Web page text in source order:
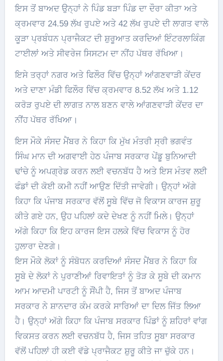
ਇਸ ਤੋਂ ਬਾਅਦ ਉਨ੍ਹਾਂ ਨੇ ਪਿੰਡ ਬੜਾ ਪਿੰਡ ਦਾ ਦੌਰਾ ਕੀਤਾ ਅਤੇ
ਕ੍ਰਮਵਾਰ 24.59 ਲੱਖ ਰੁਪਏ ਅਤੇ 42 ਲੱਖ ਰੁਪਏ ਦੀ ਲਾਗਤ ਵਾਲੇ
ਕੂੜਾ ਪ੍ਰਬੰਧਨ ਪ੍ਰਾਜੈਕਟ ਦੀ ਸ਼ੁਰੂਆਤ ਕਰਦਿਆਂ ਇੰਟਰਲਾਕਿੰਗ
ਟਾਈਲਾਂ ਅਤੇ ਸੀਵਰੇਜ ਸਿਸਟਮ ਦਾ ਨੀਂਹ ਪੱਥਰ ਰੱਖਿਆ।
ਇਸੇ ਤਰ੍ਹਾਂ ਨਗਰ ਅਤੇ ਫਿਲੌਰ ਵਿੱਚ ਉਨ੍ਹਾਂ ਆਂਗਣਵਾੜੀ ਕੇਂਦਰ
ਅਤੇ ਦਾਣਾ ਮੰਡੀ ਫਿਲੌਰ ਵਿੱਚ ਕ੍ਰਮਵਾਰ 8.52 ਲੱਖ ਅਤੇ 1.12
ਕਰੋੜ ਰੁਪਏ ਦੀ ਲਾਗਤ ਨਾਲ ਬਣਨ ਵਾਲੇ ਆਂਗਣਵਾੜੀ ਕੇਂਦਰ ਦਾ
ਨੀਂਹ ਪੱਥਰ ਰੱਖਿਆ।
ਇਸ ਮੌਕੇ ਸੰਸਦ ਮੈਂਬਰ ਨੇ ਕਿਹਾ ਕਿ ਮੁੱਖ ਮੰਤਰੀ ਸ੍ਰੀ ਭਗਵੰਤ
ਸਿੰਘ ਮਾਨ ਦੀ ਅਗਵਾਈ ਹੇਠ ਪੰਜਾਬ ਸਰਕਾਰ ਪੇਂਡੂ ਬੁਨਿਆਦੀ
ਢਾਂਚੇ ਨੂੰ ਅਪਗ੍ਰੇਡ ਕਰਨ ਲਈ ਵਚਨਬੱਧ ਹੈ ਅਤੇ ਇਸ ਮੰਤਵ ਲਈ
ਫੰਡਾਂ ਦੀ ਕੋਈ ਕਮੀ ਨਹੀਂ ਆਉਣ ਦਿੱਤੀ ਜਾਵੇਗੀ। ਉਨ੍ਹਾਂ ਅੱਗੇ
ਕਿਹਾ ਕਿ ਪੰਜਾਬ ਸਰਕਾਰ ਵੱਲੋਂ ਸੂਬੇ ਵਿੱਚ ਜੋ ਵਿਕਾਸ ਕਾਰਜ ਸ਼ੁਰੂ
ਕੀਤੇ ਗਏ ਹਨ, ਉਹ ਪਹਿਲਾਂ ਕਦੇ ਦੇਖਣ ਨੂੰ ਨਹੀਂ ਮਿਲੇ। ਉਨ੍ਹਾਂ
ਅੱਗੇ ਕਿਹਾ ਕਿ ਇਹ ਕਾਰਜ ਇਸ ਹਲਕੇ ਵਿੱਚ ਵਿਕਾਸ ਨੂੰ ਹੋਰ
ਹੁਲਾਰਾ ਦੇਣਗੇ।
ਇਸ ਮੌਕੇ ਲੋਕਾਂ ਨੂੰ ਸੰਬੋਧਨ ਕਰਦਿਆਂ ਸੰਸਦ ਮੈਂਬਰ ਨੇ ਕਿਹਾ ਕਿ
ਸੂਬੇ ਦੇ ਲੋਕਾਂ ਨੇ ਪੁਰਾਣੀਆਂ ਰਿਵਾਇਤਾਂ ਨੂੰ ਤੋੜ ਕੇ ਸੂਬੇ ਦੀ ਕਮਾਨ
ਆਮ ਆਦਮੀ ਪਾਰਟੀ ਨੂੰ ਸੌਂਪੀ ਹੈ, ਜਿਸ ਤੋਂ ਬਾਅਦ ਪੰਜਾਬ
ਸਰਕਾਰ ਨੇ ਸ਼ਾਨਦਾਰ ਕੰਮ ਕਰਕੇ ਸਾਰਿਆਂ ਦਾ ਦਿਲ ਜਿੱਤ ਲਿਆ
ਹੈ। ਉਨ੍ਹਾਂ ਅੱਗੇ ਕਿਹਾ ਕਿ ਪੰਜਾਬ ਸਰਕਾਰ ਪਿੰਡਾਂ ਨੂੰ ਸ਼ਹਿਰਾਂ ਵਾਂਗ
ਵਿਕਸਤ ਕਰਨ ਲਈ ਵਚਨਬੱਧ ਹੈ, ਜਿਸ ਤਹਿਤ ਸੂਬਾ ਸਰਕਾਰ
ਵੱਲੋਂ ਪਹਿਲਾਂ ਹੀ ਕਈ ਵੱਡੇ ਪ੍ਰਾਜੈਕਟ ਸ਼ੁਰੂ ਕੀਤੇ ਜਾ ਚੁੱਕੇ ਹਨ।